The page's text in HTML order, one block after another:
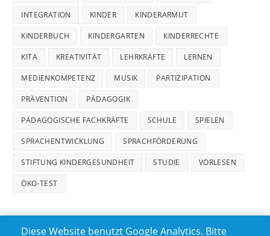
INTEGRATION KINDER KINDERARMUT
KINDERBUCH KINDERGARTEN KINDERRECHTE
KITA KREATIVITÄT LEHRKRÄFTE LERNEN
MEDIENKOMPETENZ MUSIK PARTIZIPATION
PRÄVENTION PÄDAGOGIK
PÄDAGOGISCHE FACHKRÄFTE SCHULE SPIELEN
SPRACHENTWICKLUNG SPRACHFÖRDERUNG
STIFTUNG KINDERGESUNDHEIT STUDIE VORLESEN
ÖKO-TEST
Diese Website benutzt Google Analytics. Bitte